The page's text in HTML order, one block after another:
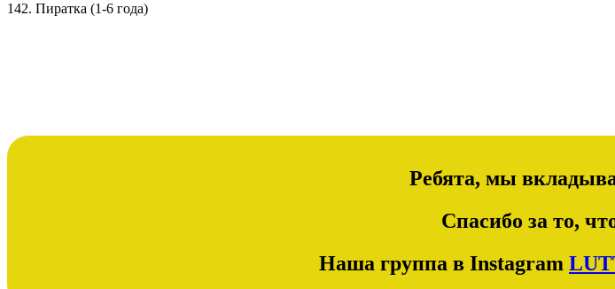
142. Пиратка (1-6 года)
Ребята, мы
Спасибо за то,
Наша группа в Instagram